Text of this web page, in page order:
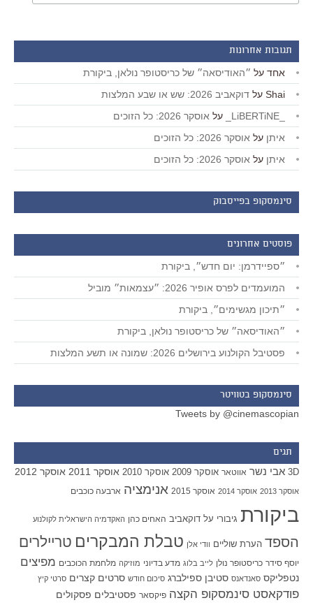
תגובות אחרונות
אחד על ״האודיסאה״ של כריסטופר נולאן, ביקורת
Shai על דוקאביב 2026: שש או שבע המלצות
על אוסקר 2026: כל הזוכים
איתן על אוסקר 2026: כל הזוכים
איתן על אוסקר 2026: כל הזוכים
סינמסקופ בפייסבוק
פוסטים אחרונים
״ספיידרמן: יום חדש״, ביקורת
המועמדים לפרס אופיר 2026: ״עצמאות״ מוביל
״תיכון מגשימים״, ביקורת
״האודיסאה״ של כריסטופר נולאן, ביקורת
פסטיבל הקולנוע בירושלים 2026: שמונה או תשע המלצות
סינמסקופ בטוויטר
Tweets by @cinemascopian
תגים
3D אבי נשר אווטאר אוסקר 2009 אוסקר 2010 אוסקר 2011 אוסקר 2012
אוסקר 2013 אוסקר 2014 אוסקר 2015 אנימציה ארבעה כוכבים
ביקורת גיבורי על דוקאביב האחים כהן האקדמיה הישראלית לקולנוע
הספד הערת שוליים וודי אלן טבלת המבקרים טריילרים
יוסף סידר כריסטופר נולן לייב בלוג מדע בדיוני מוזיקה מלחמת הכוכבים מפיצים
נטפליקס סאנדאנס סטיבן ספילברג סיכום חודש סרטים קצרים סרטי קיץ
פודקאסט סינמסקופ הקצה פיקסאר פסטיבלים פסקולים